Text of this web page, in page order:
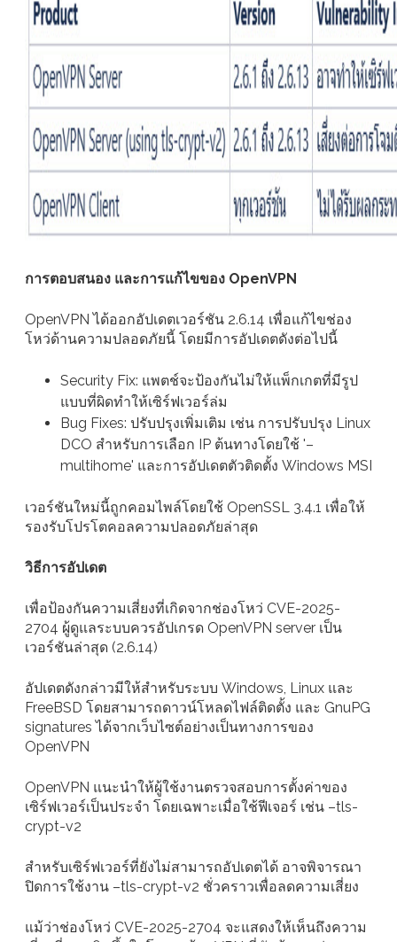
การตอบสนอง และการแก้ไขของ OpenVPN
OpenVPN ได้ออกอัปเดตเวอร์ชัน 2.6.14 เพื่อแก้ไขช่อง
โหว่ด้านความปลอดภัยนี้ โดยมีการอัปเดตดังต่อไปนี้
Security Fix: แพตช์จะป้องกันไม่ให้แพ็กเกตที่มีรูป
แบบที่ผิดทำให้เซิร์ฟเวอร์ล่ม
Bug Fixes: ปรับปรุงเพิ่มเติม เช่น การปรับปรุง Linux
DCO สำหรับการเลือก IP ต้นทางโดยใช้ '–
multihome' และการอัปเดตตัวติดตั้ง Windows MSI
เวอร์ชันใหม่นี้ถูกคอมไพล์โดยใช้ OpenSSL 3.4.1 เพื่อให้
รองรับโปรโตคอลความปลอดภัยล่าสุด
วิธีการอัปเดต
เพื่อป้องกันความเสี่ยงที่เกิดจากช่องโหว่ CVE-2025-
2704 ผู้ดูแลระบบควรอัปเกรด OpenVPN server เป็น
เวอร์ชันล่าสุด (2.6.14)
อัปเดตดังกล่าวมีให้สำหรับระบบ Windows, Linux และ
FreeBSD โดยสามารถดาวน์โหลดไฟล์ติดตั้ง และ GnuPG
signatures ได้จากเว็บไซต์อย่างเป็นทางการของ
OpenVPN
OpenVPN แนะนำให้ผู้ใช้งานตรวจสอบการตั้งค่าของ
เซิร์ฟเวอร์เป็นประจำ โดยเฉพาะเมื่อใช้ฟีเจอร์ เช่น –tls-
crypt-v2
สำหรับเซิร์ฟเวอร์ที่ยังไม่สามารถอัปเดตได้ อาจพิจารณา
ปิดการใช้งาน –tls-crypt-v2 ชั่วคราวเพื่อลดความเสี่ยง
แม้ว่าช่องโหว่ CVE-2025-2704 จะแสดงให้เห็นถึงความ